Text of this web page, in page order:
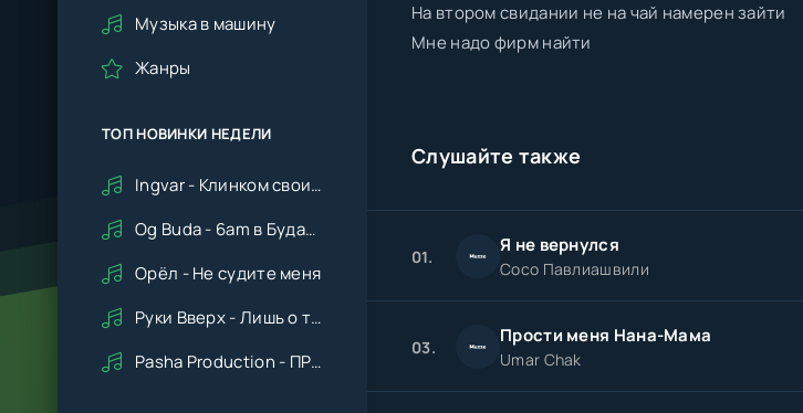
На втором свидании не на чай намерен зайти
Мне надо фирм найти
Слушайте также
01. Я не вернулся
Сосо Павлиашвили
03. Прости меня Нана-Мама
Umar Chak
Музыка в машину
Жанры
ТОП НОВИНКИ НЕДЕЛИ
Ingvar - Клинком своим ударишь ты по сердцу мне
Og Buda - 6am в Будапеште
Орёл - Не судите меня
Руки Вверх - Лишь о тебе мечтая (Remix cover Deep House)
Pasha Production - ПРАВДУ СКАЖИ